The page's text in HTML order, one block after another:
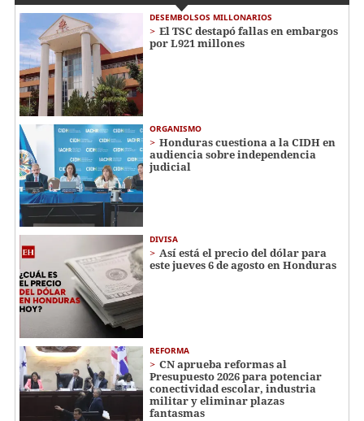
DESEMBOLSOS MILLONARIOS
El TSC destapó fallas en embargos
por L921 millones
ORGANISMO
Honduras cuestiona a la CIDH en
audiencia sobre independencia
judicial
DIVISA
Así está el precio del dólar para
este jueves 6 de agosto en Honduras
REFORMA
CN aprueba reformas al
Presupuesto 2026 para potenciar
conectividad escolar, industria
militar y eliminar plazas
fantasmas